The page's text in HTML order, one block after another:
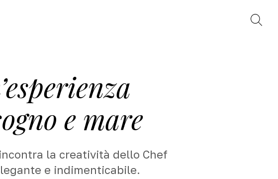
Trova
e mare
la creatività dello Chef
e indimenticabile.